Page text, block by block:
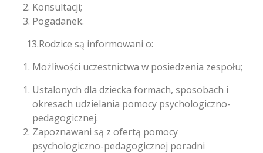
Konsultacji;
Pogadanek.
13.Rodzice są informowani o:
Możliwości uczestnictwa w posiedzenia zespołu;
Ustalonych dla dziecka formach, sposobach i
okresach udzielania pomocy psychologiczno-
pedagogicznej.
Zapoznawani są z ofertą pomocy
psychologiczno-pedagogicznej poradni